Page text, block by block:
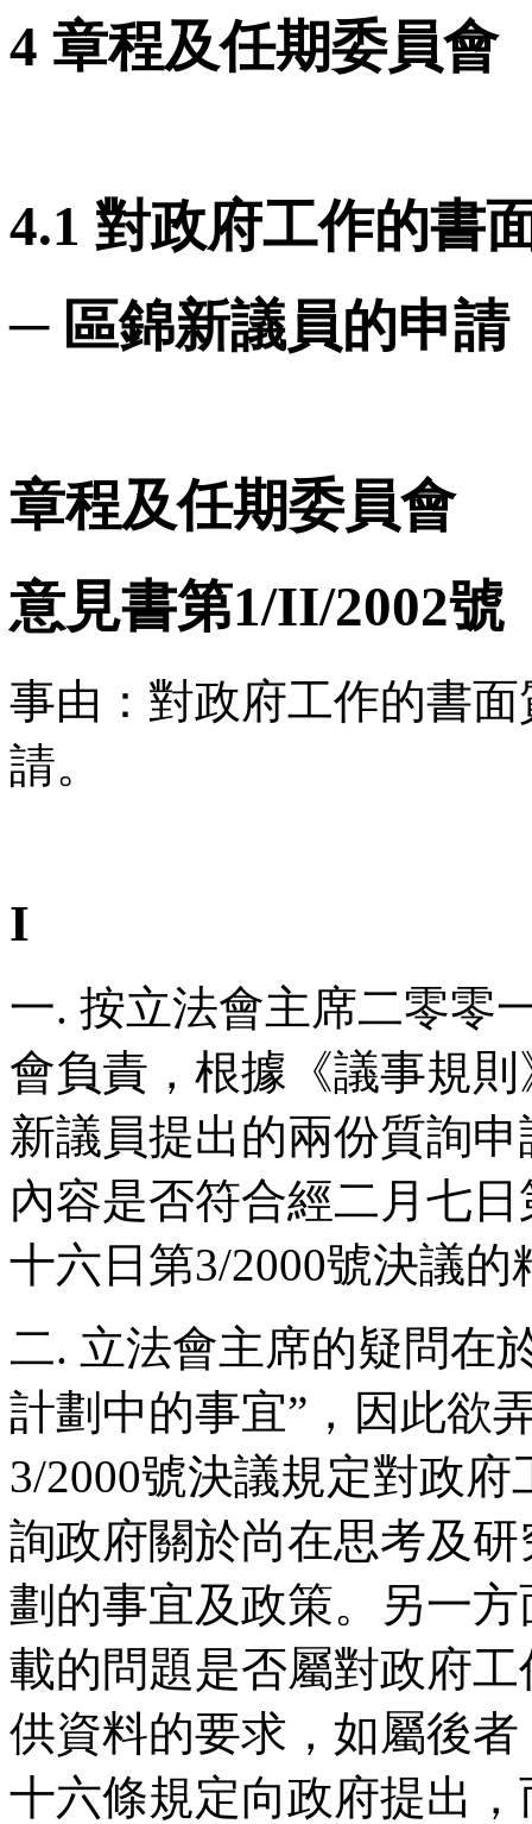
4 章程及任期委員會
4.1 對政府工作的書
─ 區錦新議員的申請
章程及任期委員會
意見書第1/II/2002號
事由：對政府工作的書
請。
I
一. 按立法會主席二零零
會負責，根據《議事規
新議員提出的兩份質詢
內容是否符合經二月七
十六日第3/2000號決議的
二. 立法會主席的疑問在
計劃中的事宜”，因此欲
3/2000號決議規定對政
詢政府關於尚在思考及
劃的事宜及政策。另一
載的問題是否屬對政府
供資料的要求，如屬後
十六條規定向政府提出